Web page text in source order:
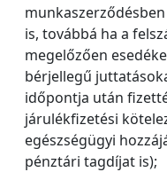
is, továbbá ha a
megelőzően
bérjellegű
időpontja után
járulékfizetési
egészségügyi
pénztári tagdíjat is);